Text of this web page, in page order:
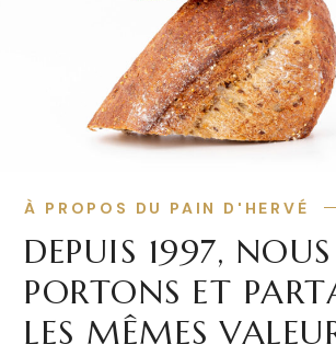
À PROPOS DU PAIN D'HERVÉ
DEPUIS 1997, NOUS
PORTONS ET
LES MÊMES